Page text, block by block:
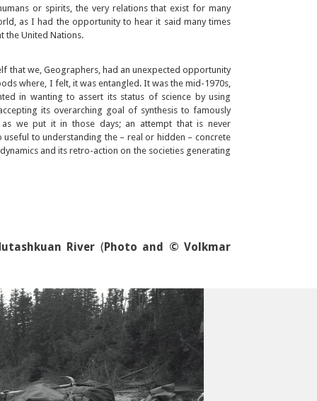
or spirits, the very relations that exist for many
as I had the opportunity to hear it said many times
the United Nations.
that we, Geographers, had an unexpected opportunity
where, I felt, it was entangled. It was the mid-1970s,
in wanting to assert its status of science by using
its overarching goal of synthesis to famously
as we put it in those days; an attempt that is never
useful to understanding the – real or hidden – concrete
and its retro-action on the societies generating
River (Photo and © Volkmar